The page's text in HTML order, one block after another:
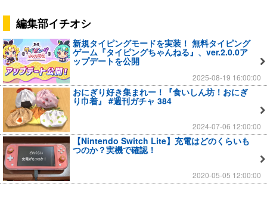
編集部イチオシ
新規タイピングモードを実装！ 無料タイピング
ゲーム『タイピングちゃんねる』、ver.2.0.0ア
ップデートを公開
2025-08-19 16:00:00
おにぎり好き集まれー！『食いしん坊！おにぎ
り巾着』 #週刊ガチャ 384
2024-07-06 12:00:00
【Nintendo Switch Lite】充電はどのくらいも
つのか？実機で確認！
2020-05-05 12:00:00